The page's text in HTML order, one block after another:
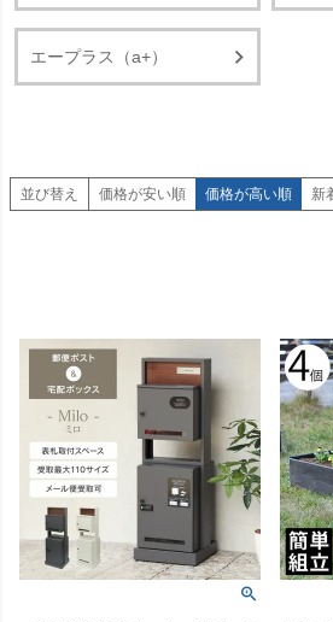
エープラス（a+）
並び替え 価格が安い順 価格が高い順 新